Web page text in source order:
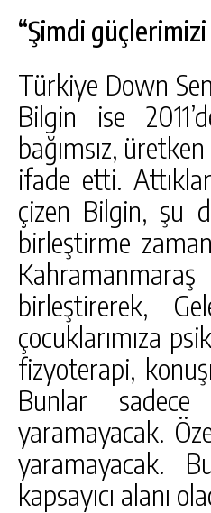
“Şimdi
Türkiye Down
Bilgin ise
bağımsız,
ifade etti.
çizen Bilgin, şu
birleştirme
birleştirerek,
çocuklarımıza
fizyoterapi,
Bunlar sadece
yaramayacak.
yaramayacak.
kapsayıcı alanı